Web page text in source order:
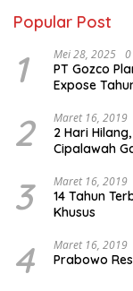
Popular Post
1 Mei 28, 2025
PT Gozco
Expose
2 Maret 16, 2019
2 Hari
Cipalawah
3 Maret 16, 2019
14 Tahun
Khusus
4 Maret 16, 2019
Prabowo